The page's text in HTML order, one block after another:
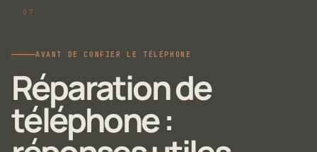
AVANT DE CONFIER LE TÉLÉPHONE
Réparation de
téléphone :